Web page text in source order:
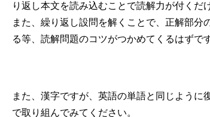
り返し本文を読み込むことで読解力が付くだ
また、繰り返し設問を解くことで、正解部
る等、読解問題のコツがつかめてくるはずです
また、漢字ですが、英語の単語と同じよう
で取り組んでみてください。